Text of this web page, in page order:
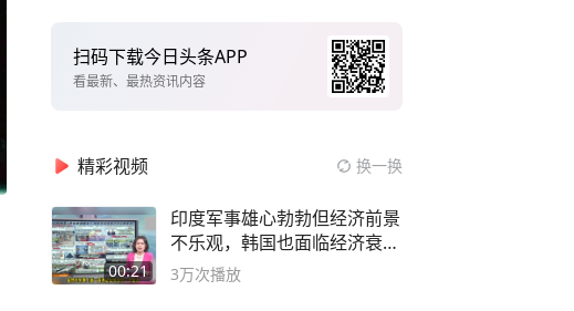
扫码下载今日头条APP
看最新、最热资讯内容
精彩视频 换一换
00:21
印度军事雄心勃勃但经济前景
不乐观，韩国也面临经济衰退
风险
3万次播放